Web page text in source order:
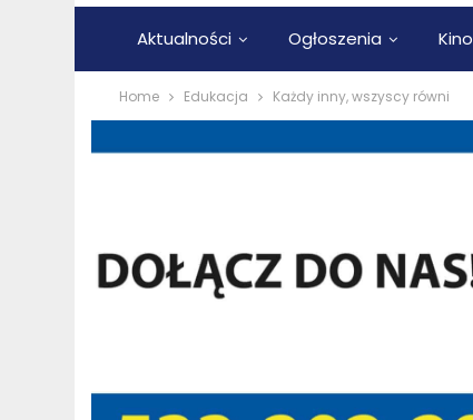
Aktualności Ogłoszenia Kino
Home Edukacja Każdy inny, wszyscy równi